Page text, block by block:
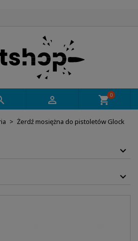
 shopping_cart0
Żerdź mosiężna do pistoletów Glock